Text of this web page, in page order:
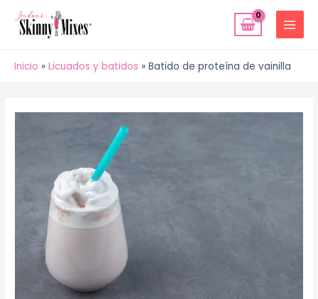
MAIN
MENU
Inicio Licuados y batidos Batido de proteína de vainilla
de